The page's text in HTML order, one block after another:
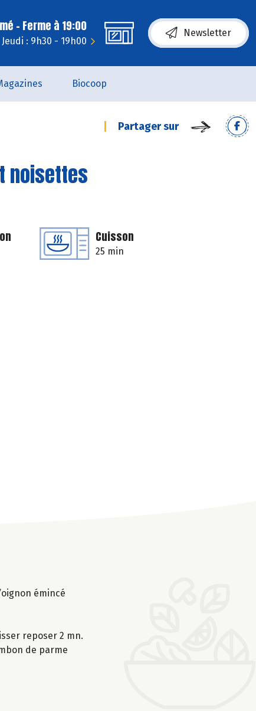
- Ferme à 19:00
Jeudi : 9h30 - 19h00
Newsletter
Biocoop
Partager sur
noisettes
Cuisson
25 min
émincé
reposer 2 mn.
de parme